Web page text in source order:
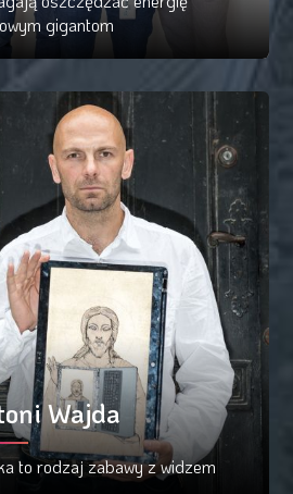
gigantom
Czytaj więcej
Wajda
to rodzaj zabawy z widzem